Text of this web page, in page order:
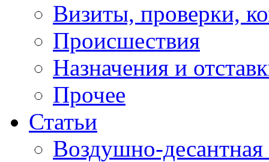
Визиты, проверки,
Происшествия
Назначения и
Прочее
Статьи
Воздушно-десантная